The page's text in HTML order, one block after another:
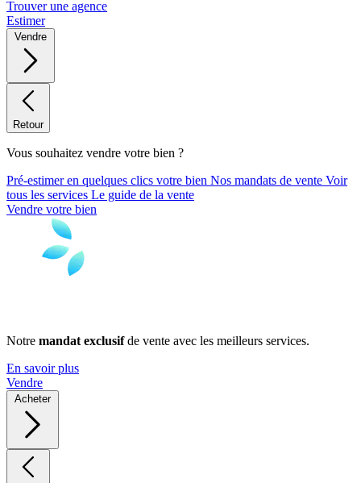
Trouver une agence
Estimer
Vendre
Retour
Vous souhaitez vendre votre bien ?
Pré-estimer en quelques clics votre bien Nos mandats de vente Voir
tous les services Le guide de la vente
Vendre votre bien
Notre mandat exclusifde vente avec les meilleurs services.
En savoir plus
Vendre
Acheter